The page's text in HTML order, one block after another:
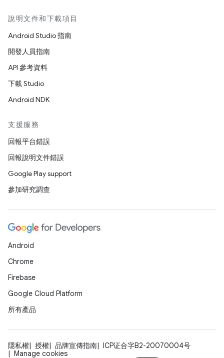
說明文件和下載項目
Android Studio 指南
開發人員指南
API 參考資料
下載 Studio
Android NDK
支援服務
回報平台錯誤
回報說明文件錯誤
Google Play support
參加研究調查
Android
Chrome
Firebase
Google Cloud Platform
所有產品
隱私權 授權 品牌宣傳指南
ICP证合字B2-20070004号
Manage cookies